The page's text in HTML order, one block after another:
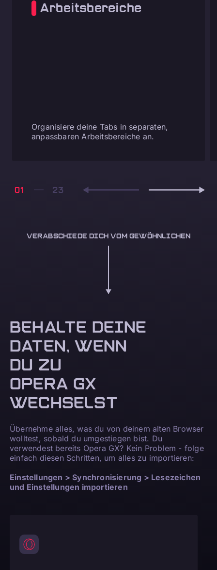
Arbeitsbereiche
Organisiere deine Tabs in separaten,
anpassbaren Arbeitsbereiche an.
01
VERABSCHIEDE DICH VOM GEWÖHNLICHEN
BEHALTE DEINE
DATEN, WENN
DU ZU
OPERA GX
WECHSELST
Übernehme alles, was du von deinem alten Browser
wolltest, sobald du umgestiegen bist. Du
verwendest bereits Opera GX? Kein Problem - folge
einfach diesen Schritten, um alles zu importieren:
Einstellungen > Synchronisierung > Lesezeichen
und Einstellungen importieren